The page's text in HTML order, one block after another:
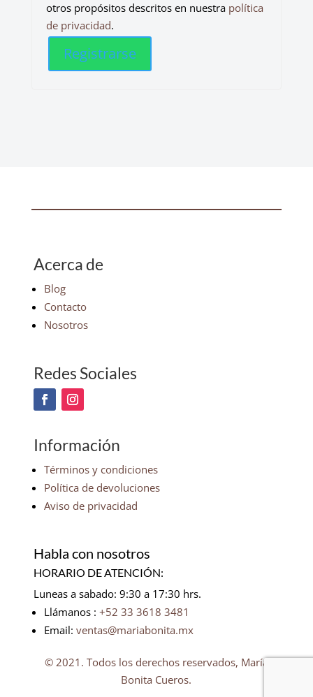
otros propósitos descritos en nuestra política
de privacidad.
Registrarse
Acerca de
Blog
Contacto
Nosotros
Redes Sociales
Información
Términos y condiciones
Política de devoluciones
Aviso de privacidad
Habla con nosotros
HORARIO DE ATENCIÓN:
Luneas a sabado: 9:30 a 17:30 hrs.
Llámanos : +52 33 3618 3481
Email: ventas@mariabonita.mx
© 2021. Todos los derechos reservados, María
Bonita Cueros.